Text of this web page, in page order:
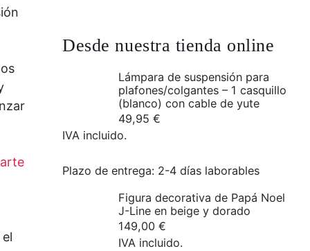
Desde nuestra tienda online
Lámpara de suspensión para
plafones/colgantes – 1 casquillo
(blanco) con cable de yute
49,95€
IVA incluido.
Plazo de entrega: 2-4 días laborables
Figura decorativa de Papá Noel
J-Line en beige y dorado
149,00€
IVA incluido.